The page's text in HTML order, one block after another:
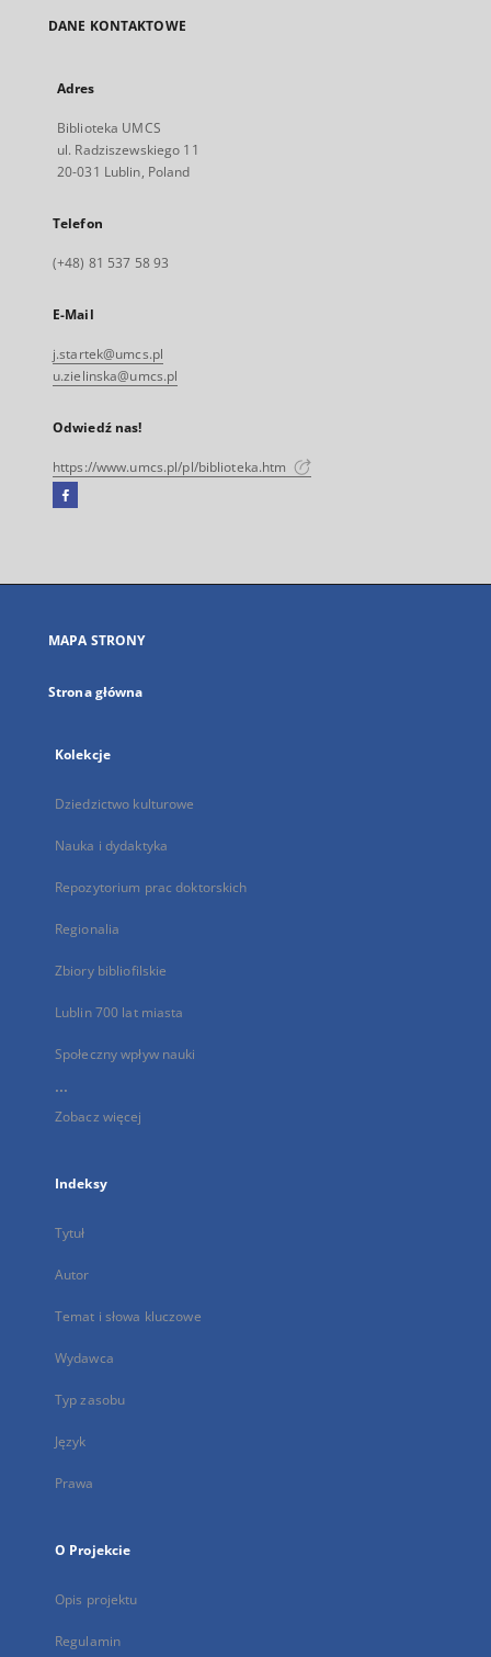
DANE KONTAKTOWE
Adres
Biblioteka UMCS
ul. Radziszewskiego 11
20-031 Lublin, Poland
Telefon
(+48) 81 537 58 93
E-Mail
j.startek@umcs.pl
u.zielinska@umcs.pl
Odwiedź nas!
https://www.umcs.pl/pl/biblioteka.htm
Facebook
się
karcie
MAPA STRONY
Strona główna
Kolekcje
Dziedzictwo kulturowe
Nauka i dydaktyka
Repozytorium prac doktorskich
Regionalia
Zbiory bibliofilskie
Lublin 700 lat miasta
Społeczny wpływ nauki
...
Zobacz więcej
Indeksy
Tytuł
Autor
Temat i słowa kluczowe
Wydawca
Typ zasobu
Język
Prawa
O Projekcie
Opis projektu
Regulamin